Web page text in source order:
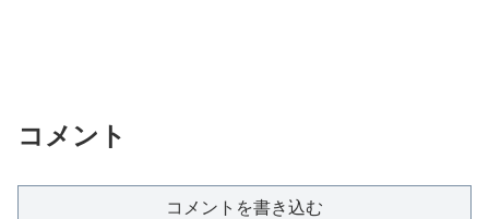
コメント
コメントを書き込む